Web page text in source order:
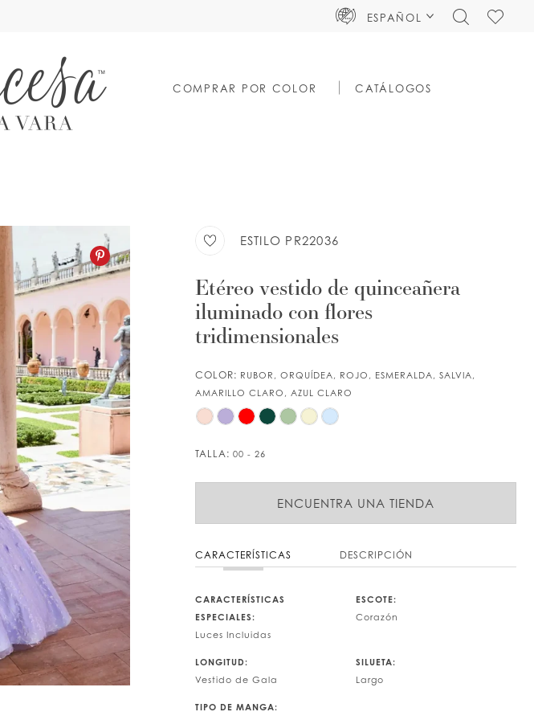
ESPAÑOL
TOGGLECHECK
COMPRAR POR COLOR CATÁLOGOS
ESTILO PR22036
Etéreo vestido de quinceañera
iluminado con flores
tridimensionales
COLOR: RUBOR, ORQUÍDEA, ROJO, ESMERALDA, SALVIA,
AMARILLO CLARO, AZUL CLARO
TALLA: 00 - 26
ENCUENTRA UNA TIENDA
CARACTERÍSTICAS DESCRIPCIÓN
CARACTERÍSTICAS
ESPECIALES:
Luces Incluidas
ESCOTE:
Corazón
LONGITUD:
Vestido de Gala
SILUETA:
Largo
TIPO DE MANGA: